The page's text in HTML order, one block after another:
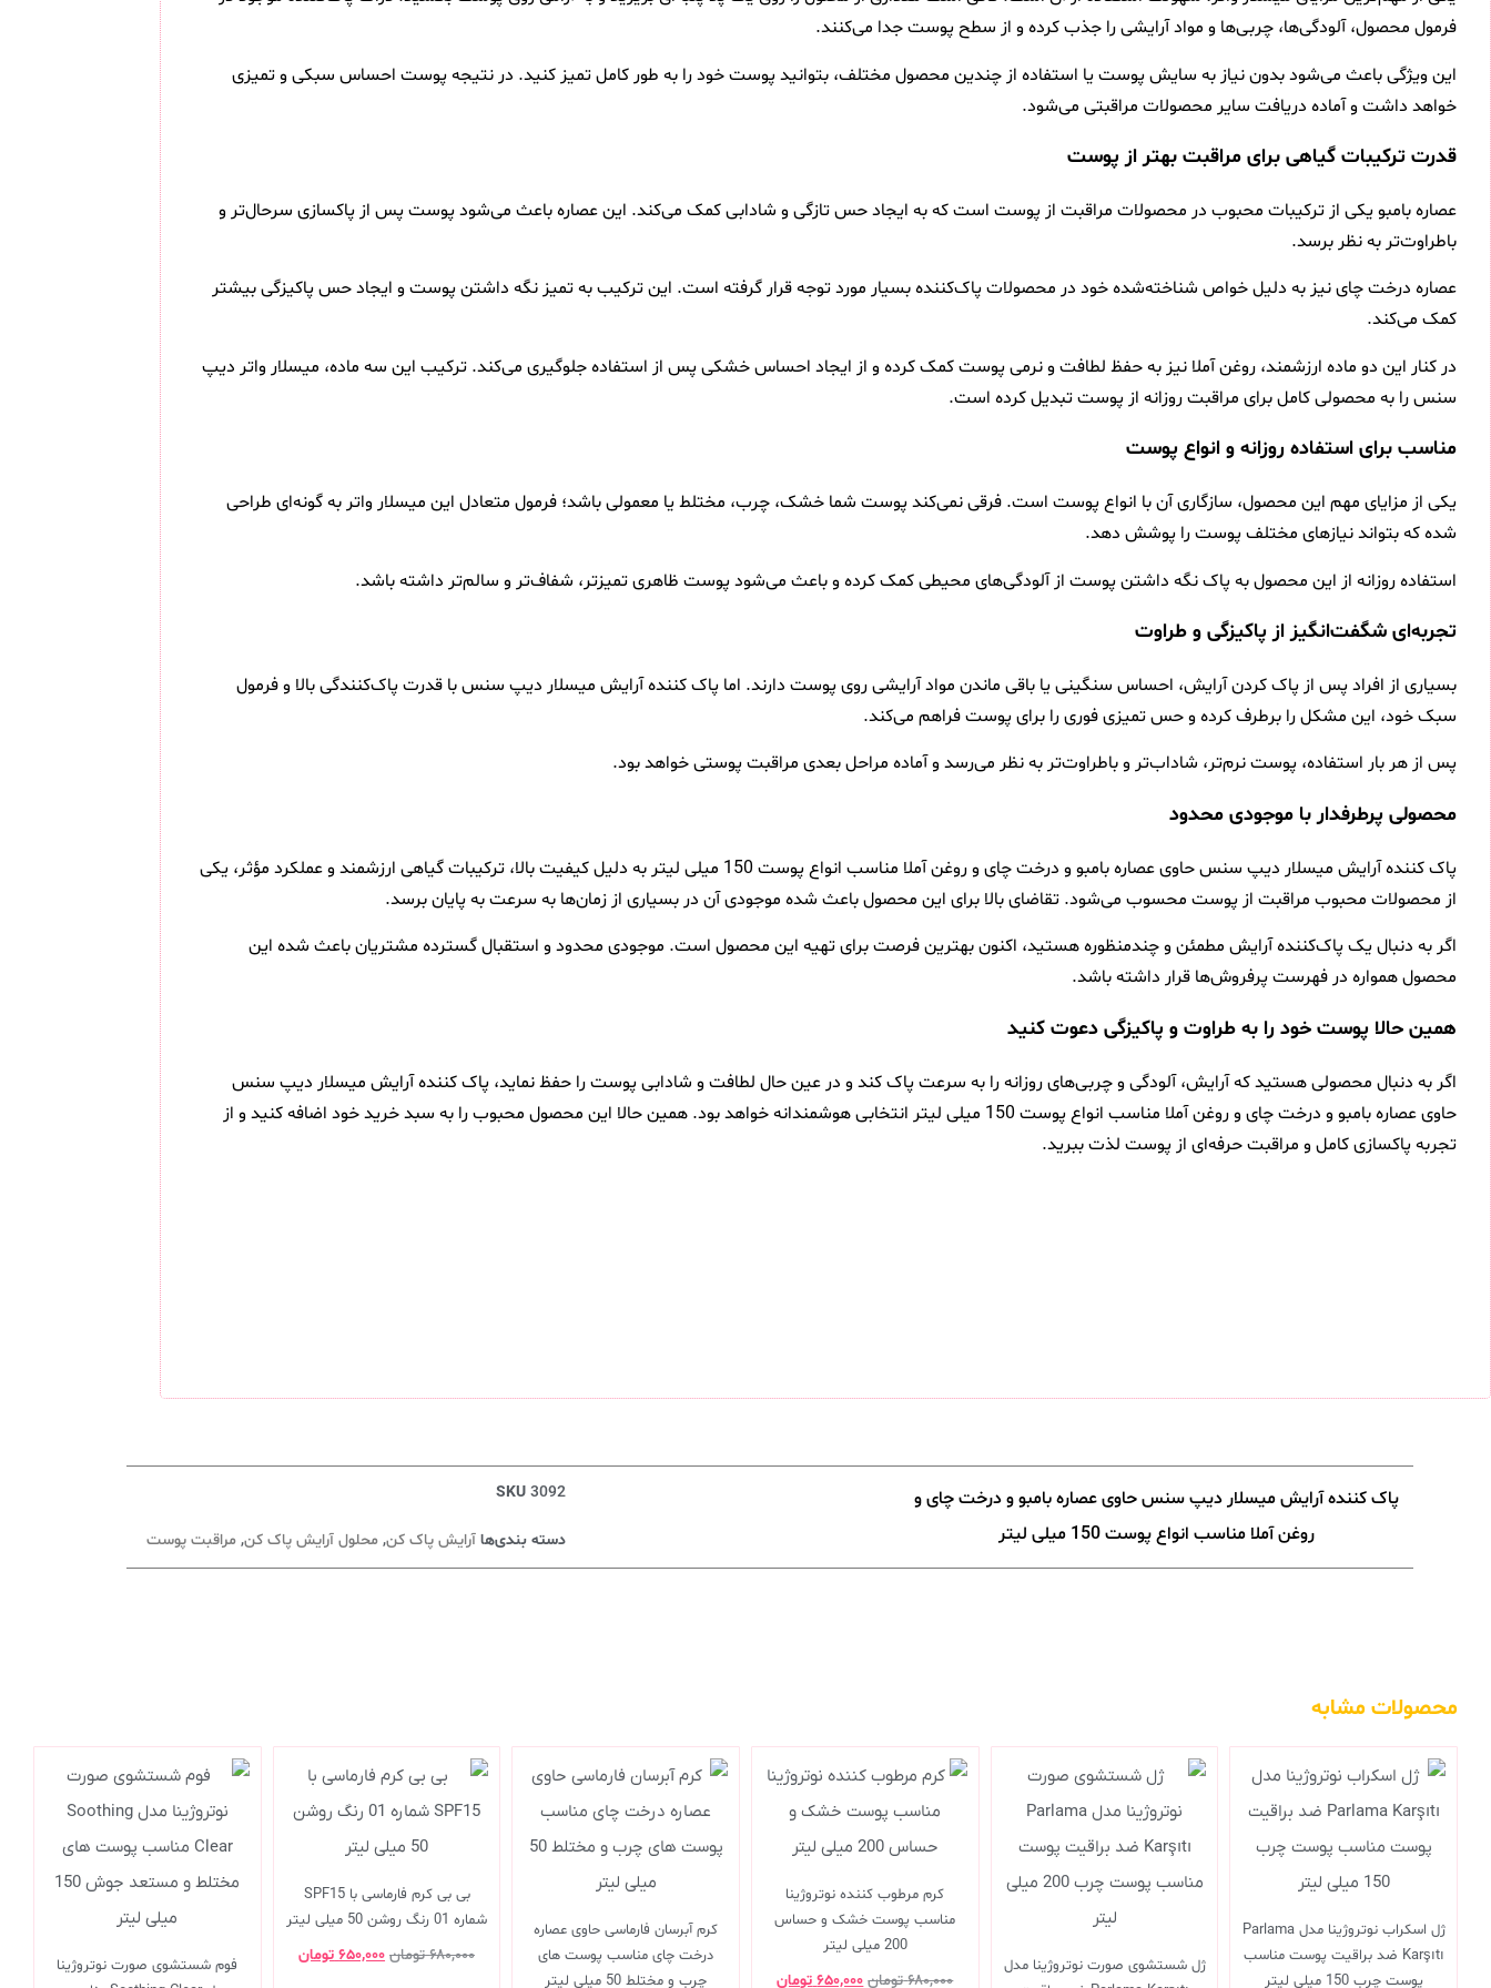
فرمول محصول، آلودگی‌ها، چربی‌ها و مواد آرایشی را جذب کرده و از سطح پوست جدا می‌کنند.
این ویژگی باعث می‌شود بدون نیاز به سایش پوست یا استفاده از چندین محصول مختلف، بتوانید پوست خود را به طور کامل تمیز کنید. در نتیجه پوست احساس سبکی و تمیزی
خواهد داشت و آماده دریافت سایر محصولات مراقبتی می‌شود.
قدرت ترکیبات گیاهی برای مراقبت بهتر از پوست
عصاره بامبو یکی از ترکیبات محبوب در محصولات مراقبت از پوست است که به ایجاد حس تازگی و شادابی کمک می‌کند. این عصاره باعث می‌شود پوست پس از پاکسازی سرحال‌تر و
باطراوت‌تر به نظر برسد.
عصاره درخت چای نیز به دلیل خواص شناخته‌شده خود در محصولات پاک‌کننده بسیار مورد توجه قرار گرفته است. این ترکیب به تمیز نگه داشتن پوست و ایجاد حس پاکیزگی بیشتر
کمک می‌کند.
در کنار این دو ماده ارزشمند، روغن آملا نیز به حفظ لطافت و نرمی پوست کمک کرده و از ایجاد احساس خشکی پس از استفاده جلوگیری می‌کند. ترکیب این سه ماده، میسلار واتر دیپ
سنس را به محصولی کامل برای مراقبت روزانه از پوست تبدیل کرده است.
مناسب برای استفاده روزانه و انواع پوست
یکی از مزایای مهم این محصول، سازگاری آن با انواع پوست است. فرقی نمی‌کند پوست شما خشک، چرب، مختلط یا معمولی باشد؛ فرمول متعادل این میسلار واتر به گونه‌ای طراحی
شده که بتواند نیازهای مختلف پوست را پوشش دهد.
استفاده روزانه از این محصول به پاک نگه داشتن پوست از آلودگی‌های محیطی کمک کرده و باعث می‌شود پوست ظاهری تمیزتر، شفاف‌تر و سالم‌تر داشته باشد.
تجربه‌ای شگفت‌انگیز از پاکیزگی و طراوت
بسیاری از افراد پس از پاک کردن آرایش، احساس سنگینی یا باقی ماندن مواد آرایشی روی پوست دارند. اما پاک کننده آرایش میسلار دیپ سنس با قدرت پاک‌کنندگی بالا و فرمول
سبک خود، این مشکل را برطرف کرده و حس تمیزی فوری را برای پوست فراهم می‌کند.
پس از هر بار استفاده، پوست نرم‌تر، شاداب‌تر و باطراوت‌تر به نظر می‌رسد و آماده مراحل بعدی مراقبت پوستی خواهد بود.
محصولی پرطرفدار با موجودی محدود
پاک کننده آرایش میسلار دیپ سنس حاوی عصاره بامبو و درخت چای و روغن آملا مناسب انواع پوست 150 میلی لیتر به دلیل کیفیت بالا، ترکیبات گیاهی ارزشمند و عملکرد مؤثر، یکی
از محصولات محبوب مراقبت از پوست محسوب می‌شود. تقاضای بالا برای این محصول باعث شده موجودی آن در بسیاری از زمان‌ها به سرعت به پایان برسد.
اگر به دنبال یک پاک‌کننده آرایش مطمئن و چندمنظوره هستید، اکنون بهترین فرصت برای تهیه این محصول است. موجودی محدود و استقبال گسترده مشتریان باعث شده این
محصول همواره در فهرست پرفروش‌ها قرار داشته باشد.
همین حالا پوست خود را به طراوت و پاکیزگی دعوت کنید
اگر به دنبال محصولی هستید که آرایش، آلودگی و چربی‌های روزانه را به سرعت پاک کند و در عین حال لطافت و شادابی پوست را حفظ نماید، پاک کننده آرایش میسلار دیپ سنس
حاوی عصاره بامبو و درخت چای و روغن آملا مناسب انواع پوست 150 میلی لیتر انتخابی هوشمندانه خواهد بود. همین حالا این محصول محبوب را به سبد خرید خود اضافه کنید و از
تجربه پاکسازی کامل و مراقبت حرفه‌ای از پوست لذت ببرید.
پاک کننده آرایش میسلار دیپ سنس حاوی عصاره بامبو و درخت چای و
روغن آملا مناسب انواع پوست 150 میلی لیتر
SKU 3092
دسته بندی‌ها آرایش پاک کن, محلول آرایش پاک کن, مراقبت پوست
محصولات مشابه
ژل اسکراب نوتروژینا مدل Parlama
Karşıtı ضد براقیت پوست مناسب
پوست چرب 150 میلی لیتر
ژل شستشوی صورت نوتروژینا مدل
کرم مرطوب کننده نوتروژینا
مناسب پوست خشک و حساس
200 میلی لیتر
۶۸۰,۰۰۰ تومان ۶۵۰,۰۰۰ تومان
کرم آبرسان فارماسی حاوی عصاره
درخت چای مناسب پوست های
چرب و مختلط 50 میلی لیتر
بی بی کرم فارماسی با SPF15
شماره 01 رنگ روشن 50 میلی لیتر
۶۸۰,۰۰۰ تومان ۶۵۰,۰۰۰ تومان
فوم شستشوی صورت نوتروژینا